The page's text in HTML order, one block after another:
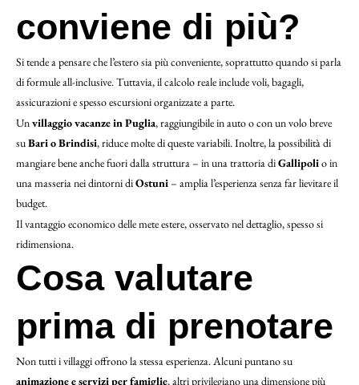
conviene di più?
Si tende a pensare che l’estero sia più conveniente, soprattutto quando si parla
di formule all-inclusive. Tuttavia, il calcolo reale include voli, bagagli,
assicurazioni e spesso escursioni organizzate a parte.
Unvillaggio vacanze in Puglia, raggiungibile in auto o con un volo breve
suBari o Brindisi, riduce molte di queste variabili. Inoltre, la possibilità di
mangiare bene anche fuori dalla struttura – in una trattoria diGallipolio in
una masseria nei dintorni diOstuni– amplia l’esperienza senza far lievitare il
budget.
Il vantaggio economico delle mete estere, osservato nel dettaglio, spesso si
ridimensiona.
Cosa valutare
prima di prenotare
Non tutti i villaggi offrono la stessa esperienza. Alcuni puntano su
animazione e servizi per famiglie, altri privilegiano una dimensione più